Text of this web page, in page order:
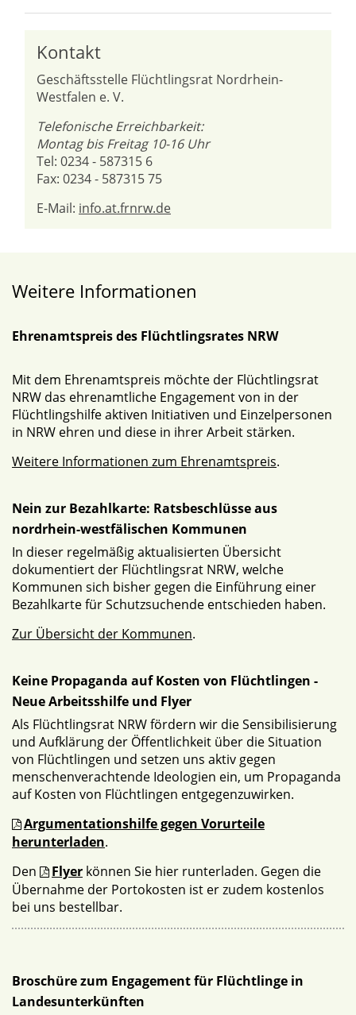
Kontakt
Geschäftsstelle Flüchtlingsrat Nordrhein-
Westfalen e. V.
Telefonische Erreichbarkeit:
Montag bis Freitag 10-16 Uhr
Tel: 0234 - 587315 6
Fax: 0234 - 587315 75
E-Mail: info.at.frnrw.de
Weitere Informationen
Ehrenamtspreis des Flüchtlingsrates NRW
Mit dem Ehrenamtspreis möchte der Flüchtlingsrat
NRW das ehrenamtliche Engagement von in der
Flüchtlingshilfe aktiven Initiativen und Einzelpersonen
in NRW ehren und diese in ihrer Arbeit stärken.
Weitere Informationen zum Ehrenamtspreis.
Nein zur Bezahlkarte: Ratsbeschlüsse aus
nordrhein-westfälischen Kommunen
In dieser regelmäßig aktualisierten Übersicht
dokumentiert der Flüchtlingsrat NRW, welche
Kommunen sich bisher gegen die Einführung einer
Bezahlkarte für Schutzsuchende entschieden haben.
Zur Übersicht der Kommunen.
Keine Propaganda auf Kosten von Flüchtlingen -
Neue Arbeitsshilfe und Flyer
Als Flüchtlingsrat NRW fördern wir die Sensibilisierung
und Aufklärung der Öffentlichkeit über die Situation
von Flüchtlingen und setzen uns aktiv gegen
menschenverachtende Ideologien ein, um Propaganda
auf Kosten von Flüchtlingen entgegenzuwirken.
Argumentationshilfe gegen Vorurteile
herunterladen.
Den
Flyer können Sie hier runterladen. Gegen die
Übernahme der Portokosten ist er zudem kostenlos
bei uns bestellbar.
Broschüre zum Engagement für Flüchtlinge in
Landesunterkünften